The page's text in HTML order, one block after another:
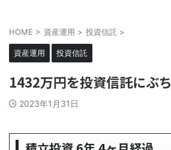
HOME > 資産運用 > 投資信託 >
資産運用 投資信託
1432万円を投資信託にぶ
2023年1月31日